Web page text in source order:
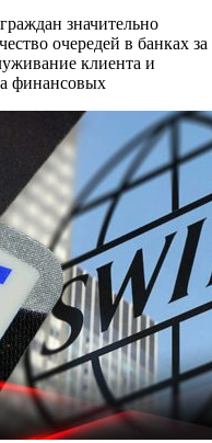
значительно
очередей в банках за
клиента и
финансовых